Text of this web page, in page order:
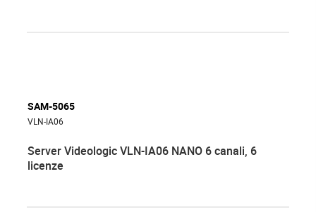
SAM-5065
VLN-IA06
Server Videologic VLN-IA06 NANO 6 canali, 6
licenze